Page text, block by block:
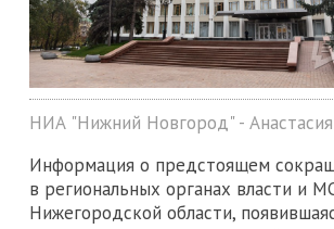
НИА "Нижний Новгород" -
Информация о предстоящем
в региональных органах власти и
Нижегородской области,